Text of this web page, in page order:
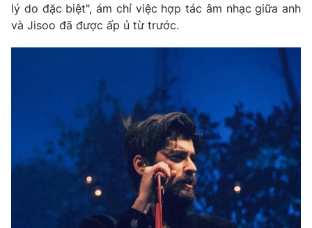
® Cấm sao chép dưới mọi hình thức nếu không có sự chấp
thuận bằng văn bản. Ghi rõ nguồn VTV.vn khi phát hành lại
thông tin từ website này.
lý do đặc biệt", ám chỉ việc hợp tác âm nhạc giữa anh
và Jisoo đã được ấp ủ từ trước.